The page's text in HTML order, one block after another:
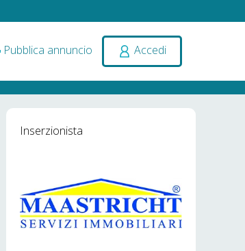
Pubblica annuncio Accedi
Inserzionista